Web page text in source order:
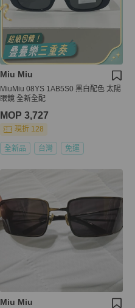
Miu Miu
MiuMiu 08YS 1AB5S0 黑白配色 太陽
眼鏡 全新全配
MOP 3,727
現折 128
全新品 台灣 免運
Miu Miu